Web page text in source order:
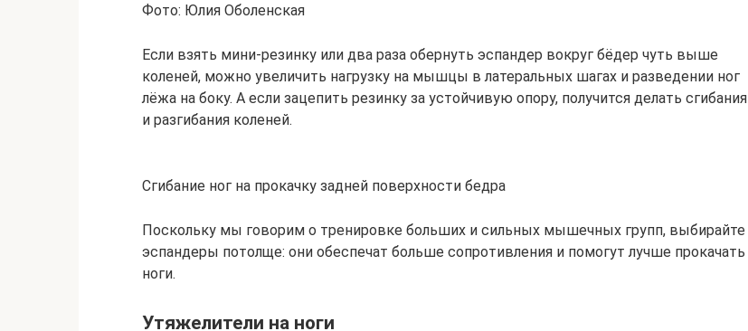
Фото: Юлия Оболенская
Если взять мини‑резинку или два раза обернуть эспандер вокруг бёдер чуть выше
коленей, можно увеличить нагрузку на мышцы в латеральных шагах и разведении ног
лёжа на боку. А если зацепить резинку за устойчивую опору, получится делать сгибания
и разгибания коленей.
Сгибание ног на прокачку задней поверхности бедра
Поскольку мы говорим о тренировке больших и сильных мышечных групп, выбирайте
эспандеры потолще: они обеспечат больше сопротивления и помогут лучше прокачать
ноги.
Утяжелители на ноги